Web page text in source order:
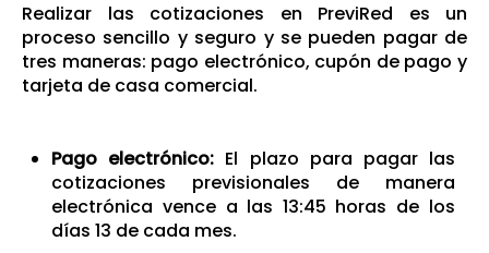
Realizar las cotizaciones en PreviRed es un
proceso sencillo y seguro y se pueden pagar de
tres maneras: pago electrónico, cupón de pago y
tarjeta de casa comercial.
Pago electrónico: El plazo para pagar las
cotizaciones previsionales de manera
electrónica vence a las 13:45 horas de los
días 13 de cada mes.